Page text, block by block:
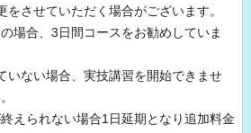
をさせていただく場合がございます。
場合、3日間コースをお勧めしていま
いない場合、実技講習を開始できませ
えられない場合1日延期となり追加料金